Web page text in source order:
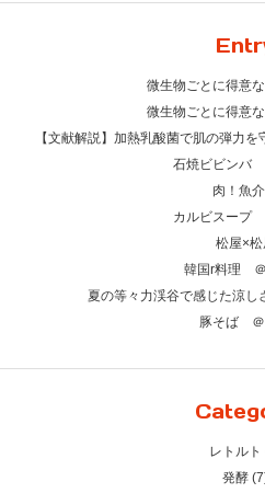
微生物ごとに得意
微生物ごとに得意
【文献解説】加熱乳酸菌で肌の弾力
石焼ビビンバ
肉！魚介
カルビスープ
松屋×松
韓国r料理
夏の等々力渓谷で感じた涼し
豚そば ＠
レトルト
発酵